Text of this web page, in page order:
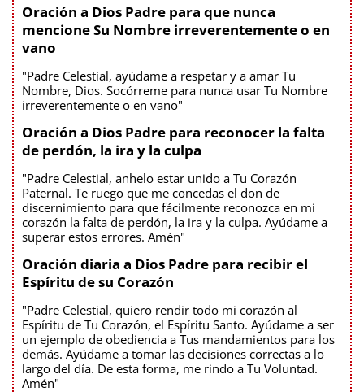
Oración a Dios Padre para que nunca
mencione Su Nombre irreverentemente o en
vano
"Padre Celestial, ayúdame a respetar y a amar Tu
Nombre, Dios. Socórreme para nunca usar Tu Nombre
irreverentemente o en vano"
Oración a Dios Padre para reconocer la falta
de perdón, la ira y la culpa
"Padre Celestial, anhelo estar unido a Tu Corazón
Paternal. Te ruego que me concedas el don de
discernimiento para que fácilmente reconozca en mi
corazón la falta de perdón, la ira y la culpa. Ayúdame a
superar estos errores. Amén"
Oración diaria a Dios Padre para recibir el
Espíritu de su Corazón
"Padre Celestial, quiero rendir todo mi corazón al
Espíritu de Tu Corazón, el Espíritu Santo. Ayúdame a ser
un ejemplo de obediencia a Tus mandamientos para los
demás. Ayúdame a tomar las decisiones correctas a lo
largo del día. De esta forma, me rindo a Tu Voluntad.
Amén"